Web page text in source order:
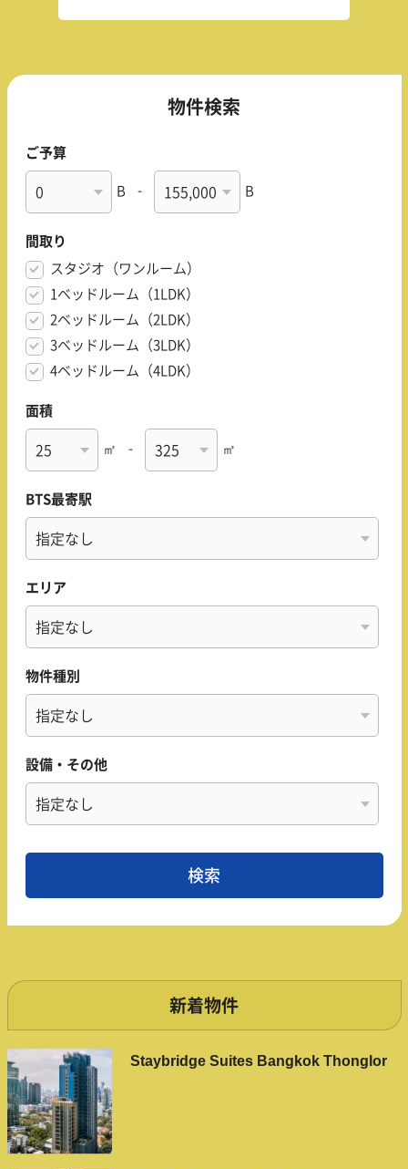
物件検索
ご予算
B - B
間取り
スタジオ（ワンルーム）
1ベッドルーム（1LDK）
2ベッドルーム（2LDK）
3ベッドルーム（3LDK）
4ベッドルーム（4LDK）
面積
㎡ - ㎡
BTS最寄駅
エリア
物件種別
設備・その他
新着物件
Staybridge Suites Bangkok Thonglor